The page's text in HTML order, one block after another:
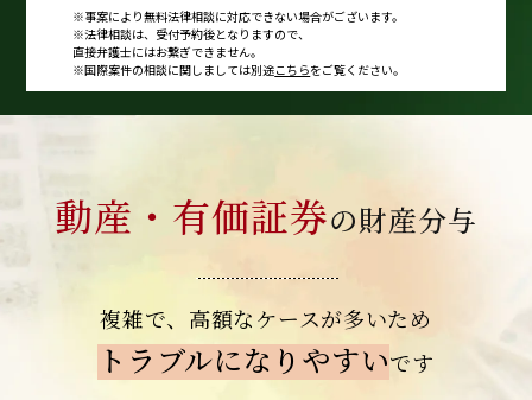
※事案により無料法律相談に対応できない場合がございます。
※法律相談は、受付予約後となりますので、
直接弁護士にはお繋ぎできません。
※国際案件の相談に関しましては別途こちらをご覧ください。
動産・有価証券の財産分与
複雑で、高額なケースが多いため
トラブルになりやすいです